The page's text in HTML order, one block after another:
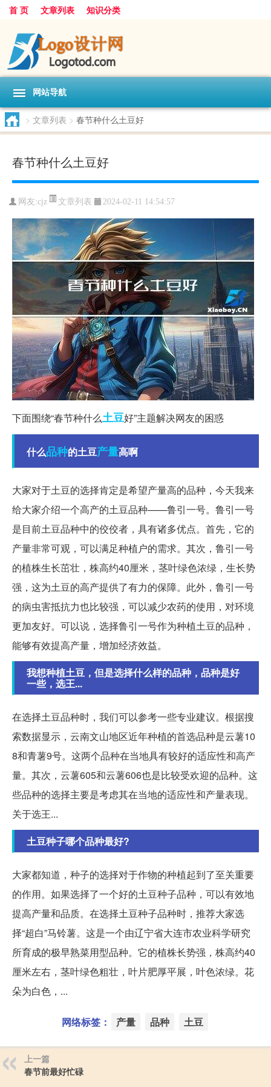
首 页 文章列表 知识分类
网站导航
> 文章列表 > 春节种什么土豆好
春节种什么土豆好
网友:cjz 文章列表 2024-02-11 14:54:57
下面围绕“春节种什么土豆好”主题解决网友的困惑
什么品种的土豆产量高啊
大家对于土豆的选择肯定是希望产量高的品种，今天我来
给大家介绍一个高产的土豆品种——鲁引一号。鲁引一号
是目前土豆品种中的佼佼者，具有诸多优点。首先，它的
产量非常可观，可以满足种植户的需求。其次，鲁引一号
的植株生长茁壮，株高约40厘米，茎叶绿色浓绿，生长势
强，这为土豆的高产提供了有力的保障。此外，鲁引一号
的病虫害抵抗力也比较强，可以减少农药的使用，对环境
更加友好。可以说，选择鲁引一号作为种植土豆的品种，
能够有效提高产量，增加经济效益。
我想种植土豆，但是选择什么样的品种，品种是好
一些，选王...
在选择土豆品种时，我们可以参考一些专业建议。根据搜
索数据显示，云南文山地区近年种植的首选品种是云薯10
8和青薯9号。这两个品种在当地具有较好的适应性和高产
量。其次，云薯605和云薯606也是比较受欢迎的品种。这
些品种的选择主要是考虑其在当地的适应性和产量表现。
关于选王...
土豆种子哪个品种最好?
大家都知道，种子的选择对于作物的种植起到了至关重要
的作用。如果选择了一个好的土豆种子品种，可以有效地
提高产量和品质。在选择土豆种子品种时，推荐大家选
择“超白”马铃薯。这是一个由辽宁省大连市农业科学研究
所育成的极早熟菜用型品种。它的植株长势强，株高约40
厘米左右，茎叶绿色粗壮，叶片肥厚平展，叶色浓绿。花
朵为白色，...
网络标签： 产量 品种 土豆
上一篇
春节前最好忙碌